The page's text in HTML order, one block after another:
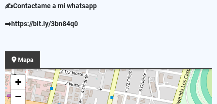
✍Contactame a mi whatsapp
➡️https://bit.ly/3bn84q0
Mapa
+
−